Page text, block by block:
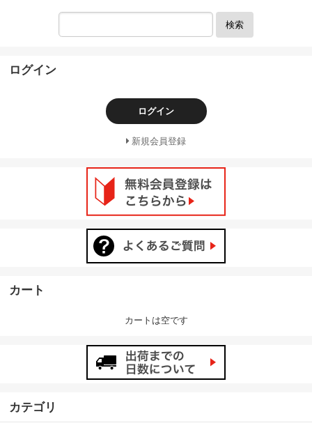
検索
ログイン
ログイン
新規会員登録
カート
カートは空です
カテゴリ